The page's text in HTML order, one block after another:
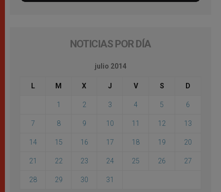
NOTICIAS POR DÍA
julio 2014
L M X J V S D
1 2 3 4 5 6
7 8 9 10 11 12 13
14 15 16 17 18 19 20
21 22 23 24 25 26 27
28 29 30 31